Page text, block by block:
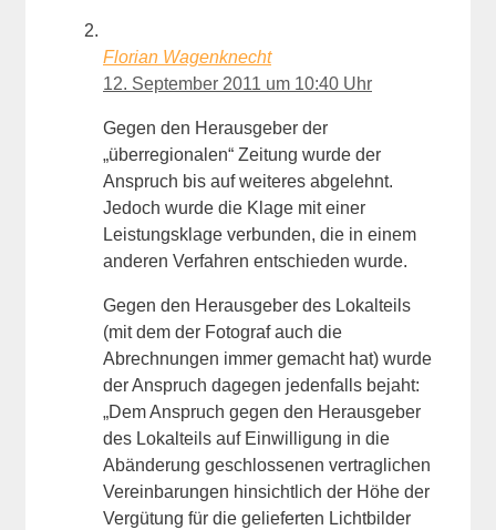
Florian Wagenknecht
12. September 2011 um 10:40 Uhr
Gegen den Herausgeber der
„überregionalen“ Zeitung wurde der
Anspruch bis auf weiteres abgelehnt.
Jedoch wurde die Klage mit einer
Leistungsklage verbunden, die in einem
anderen Verfahren entschieden wurde.
Gegen den Herausgeber des Lokalteils
(mit dem der Fotograf auch die
Abrechnungen immer gemacht hat) wurde
der Anspruch dagegen jedenfalls bejaht:
„Dem Anspruch gegen den Herausgeber
des Lokalteils auf Einwilligung in die
Abänderung geschlossenen vertraglichen
Vereinbarungen hinsichtlich der Höhe der
Vergütung für die gelieferten Lichtbilder